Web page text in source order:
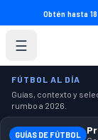
Obtén hasta
☰
FÚTBOL AL DÍA
Guías, contexto y
rumbo a 2026.
GUÍAS DE FÚTBOL